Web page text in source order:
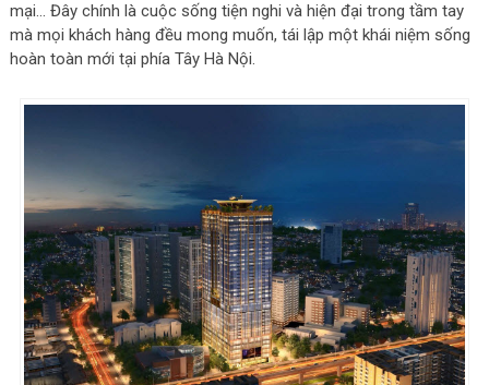
mại… Đây chính là cuộc sống tiện nghi và hiện đại trong tầm tay
mà mọi khách hàng đều mong muốn, tái lập một khái niệm sống
hoàn toàn mới tại phía Tây Hà Nội.